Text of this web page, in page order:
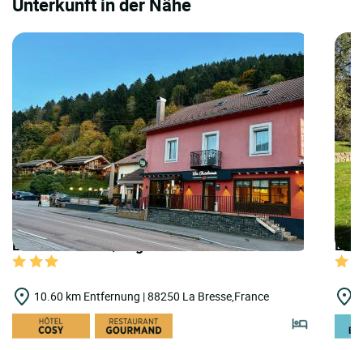
LOGIS HOTELS | Logis Hôtel les Chatelminés
10.60 km Entfernung | 88250 La Bresse,France